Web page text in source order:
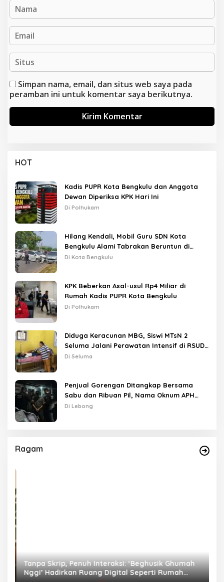
Simpan nama, email, dan situs web saya pada
peramban ini untuk komentar saya berikutnya.
HOT
Kadis PUPR Kota Bengkulu dan Anggota
Dewan Diperiksa KPK Hari Ini
Di Polhukam
Hilang Kendali, Mobil Guru SDN Kota
Bengkulu Alami Tabrakan Beruntun di
Lampu Merah
Di Kota Bengkulu
KPK Beberkan Asal-usul Rp4 Miliar di
Rumah Kadis PUPR Kota Bengkulu
Di Polhukam
Diduga Keracunan MBG, Siswi MTsN 2
Seluma Jalani Perawatan Intensif di RSUD
Tais
Di Seluma
Penjual Gorengan Ditangkap Bersama
Sabu dan Ribuan Pil, Nama Oknum APH
Disebut Saat Interogasi
Di Lebong
Ragam
Tanpa Skrip, Penuh Interaksi: ‘Beghusik Ghumah
Nggi’ Hadirkan Ruang Digital Seperti Rumah